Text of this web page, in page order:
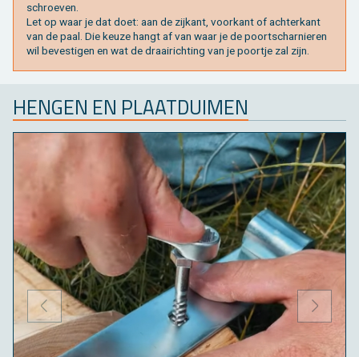
schroe­ven.
Let op waar je dat doet: aan de zij­kant, voor­kant of ach­ter­kant
van de paal. Die keuze hangt af van waar je de poort­schar­nie­ren
wil be­ves­ti­gen en wat de draai­rich­ting van je poort­je zal zijn.
HEN­GEN EN PLAAT­DUI­MEN
VORIGE